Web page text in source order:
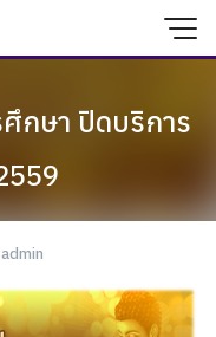
กษา ปิดบริการ
admin